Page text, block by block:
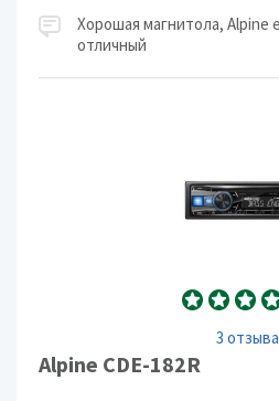
Хорошая магнитола, Alpine
отличный
3 отзыва
Alpine CDE-182R